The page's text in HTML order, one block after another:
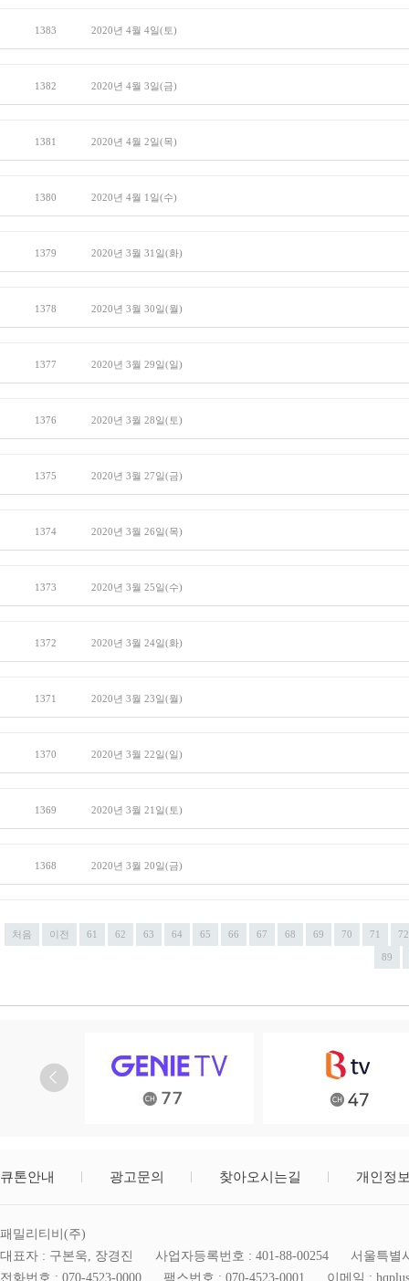
1383 2020년 4월 4일(토)
1382 2020년 4월 3일(금)
1381 2020년 4월 2일(목)
1380 2020년 4월 1일(수)
1379 2020년 3월 31일(화)
1378 2020년 3월 30일(월)
1377 2020년 3월 29일(일)
1376 2020년 3월 28일(토)
1375 2020년 3월 27일(금)
1374 2020년 3월 26일(목)
1373 2020년 3월 25일(수)
1372 2020년 3월 24일(화)
1371 2020년 3월 23일(월)
1370 2020년 3월 22일(일)
1369 2020년 3월 21일(토)
1368 2020년 3월 20일(금)
처음 이전 61 62 63 64 65 66 67 68 69 70 71 72
89
큐톤안내 광고문의 찾아오시는길 개인정
패밀리티비(주)
대표자 : 구본욱, 장경진
사업자등록번호 : 401-88-00254
서울특별
전화번호 : 070-4523-0000
팩스번호 : 070-4523-0001 이메일 :